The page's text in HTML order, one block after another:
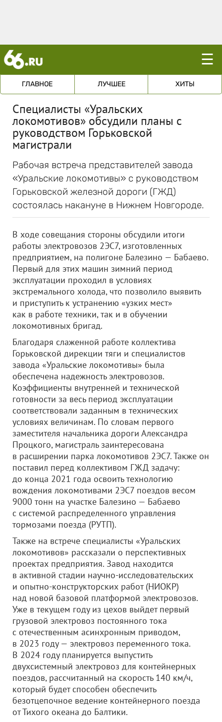
☰
ГЛАВНОЕ ЛУЧШЕЕ ХИТЫ
Специалисты «Уральских
локомотивов» обсудили планы с
руководством Горьковской
магистрали
Рабочая встреча представителей завода
«Уральские локомотивы» с руководством
Горьковской железной дороги (ГЖД)
состоялась накануне в Нижнем Новгороде.
В ходе совещания стороны обсудили итоги
работы электровозов 2ЭС7, изготовленных
предприятием, на полигоне Балезино — Бабаево.
Первый для этих машин зимний период
эксплуатации проходил в условиях
экстремального холода, что позволило выявить
и приступить к устранению «узких мест»
как в работе техники, так и в обучении
локомотивных бригад.
Благодаря слаженной работе коллектива
Горьковской дирекции тяги и специалистов
завода «Уральские локомотивы» была
обеспечена надежность электровозов.
Коэффициенты внутренней и технической
готовности за весь период эксплуатации
соответствовали заданным в технических
условиях величинам. По словам первого
заместителя начальника дороги Александра
Процкого, магистраль заинтересована
в расширении парка локомотивов 2ЭС7. Также он
поставил перед коллективом ГЖД задачу:
до конца 2021 года освоить технологию
вождения локомотивами 2ЭС7 поездов весом
9000 тонн на участке Балезино — Бабаево
с системой распределенного управления
тормозами поезда (РУТП).
Также на встрече специалисты «Уральских
локомотивов» рассказали о перспективных
проектах предприятия. Завод находится
в активной стадии научно-исследовательских
и опытно-конструкторских работ (НИОКР)
над новой базовой платформой электровозов.
Уже в текущем году из цехов выйдет первый
грузовой электровоз постоянного тока
с отечественным асинхронным приводом,
в 2023 году — электровоз переменного тока.
В 2024 году планируется выпустить
двухсистемный электровоз для контейнерных
поездов, рассчитанный на скорость 140 км/ч,
который будет способен обеспечить
безотцепочное ведение контейнерного поезда
от Тихого океана до Балтики.